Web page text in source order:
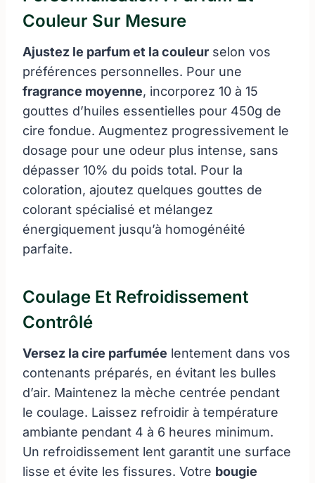
Couleur Sur Mesure
Ajustez le parfum et la couleur selon vos
préférences personnelles. Pour une
fragrance moyenne, incorporez 10 à 15
gouttes d’huiles essentielles pour 450g de
cire fondue. Augmentez progressivement le
dosage pour une odeur plus intense, sans
dépasser 10% du poids total. Pour la
coloration, ajoutez quelques gouttes de
colorant spécialisé et mélangez
énergiquement jusqu’à homogénéité
parfaite.
Coulage Et Refroidissement
Contrôlé
Versez la cire parfumée lentement dans vos
contenants préparés, en évitant les bulles
d’air. Maintenez la mèche centrée pendant
le coulage. Laissez refroidir à température
ambiante pendant 4 à 6 heures minimum.
Un refroidissement lent garantit une surface
lisse et évite les fissures. Votre bougie